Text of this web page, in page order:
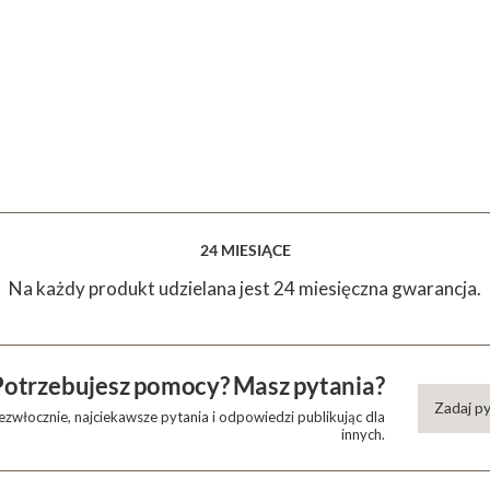
24 MIESIĄCE
Na każdy produkt udzielana jest 24 miesięczna gwarancja.
pomocy? Masz pytania?
najciekawsze pytania i odpowiedzi publikując dla
innych.
Zadaj